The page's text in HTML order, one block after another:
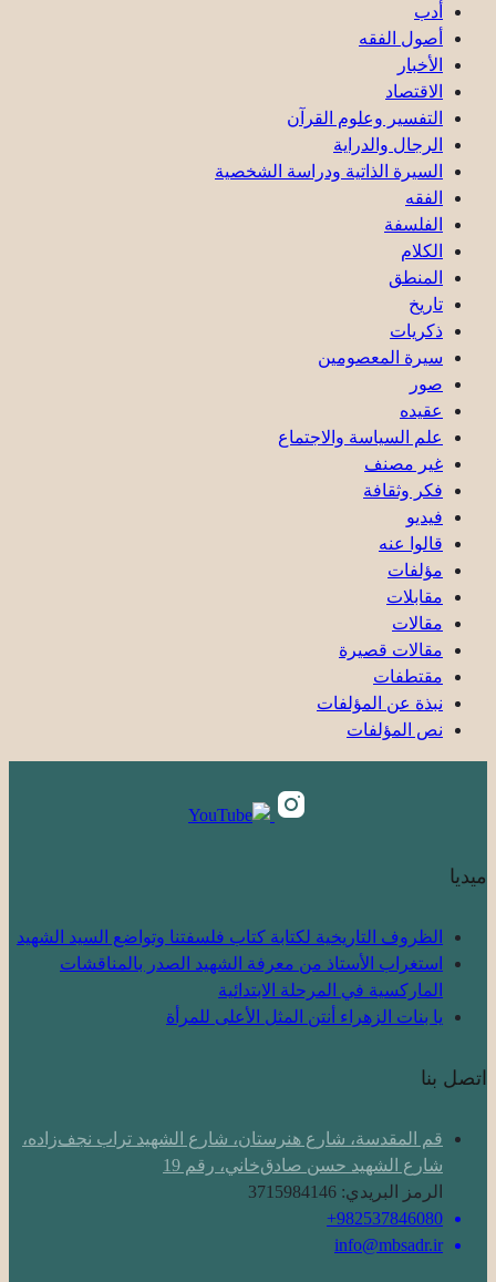
أدب
أصول الفقه
الأخبار
الاقتصاد
التفسير وعلوم القرآن
الرجال والدراية
السيرة الذاتية ودراسة الشخصية
الفقه
الفلسفة
الكلام
المنطق
تاريخ
ذكریات
سيرة المعصومين
صور
عقیده
علم السياسة والاجتماع
غير مصنف
فكر وثقافة
فيديو
قالوا عنه
مؤلفات
مقابلات
مقالات
مقالات قصيرة
مقتطفات
نبذة عن المؤلفات
نص المؤلفات
ميديا
الظروف التاريخية لكتابة كتاب فلسفتنا وتواضع السيد الشهيد
استغراب الأستاذ من معرفة الشهيد الصدر بالمناقشات
الماركسية في المرحلة الابتدائية
یا بنات الزهراء أنتن المثل الأعلى للمرأة
اتصل بنا
قم المقدسة، شارع هنرستان، شارع الشهيد تراب نجف‌زاده،
شارع الشهيد حسن صادق‌خاني، رقم 19
الرمز البريدي: 3715984146
982537846080+
info@mbsadr.ir